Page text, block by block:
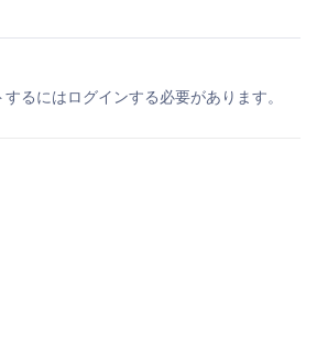
するにはログインする必要があります。